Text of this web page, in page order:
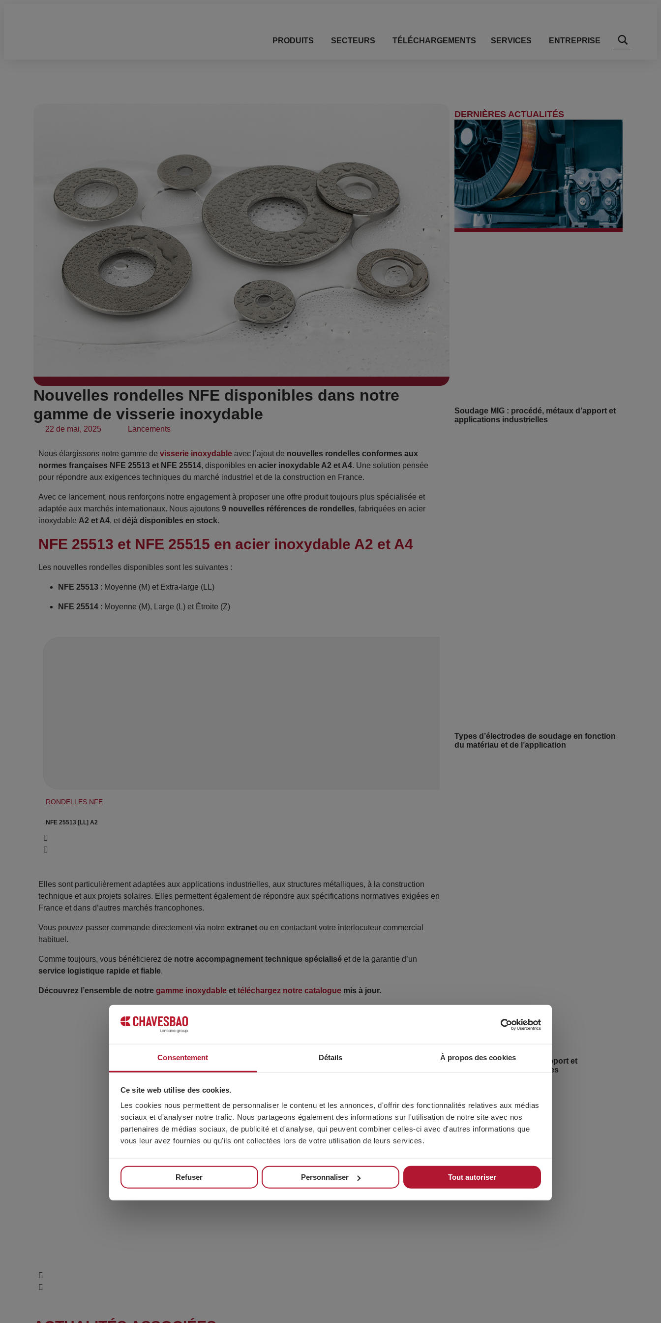
Consentement Détails À propos des cookies
Ce site web utilise des cookies.
Les cookies nous permettent de personnaliser le contenu et les annonces, d'offrir des fonctionnalités relatives aux médias
sociaux et d'analyser notre trafic. Nous partageons également des informations sur l'utilisation de notre site avec nos
partenaires de médias sociaux, de publicité et d'analyse, qui peuvent combiner celles-ci avec d'autres informations que
vous leur avez fournies ou qu'ils ont collectées lors de votre utilisation de leurs services.
Refuser Personnaliser Tout autoriser
PRODUITS SECTEURS TÉLÉCHARGEMENTS SERVICES ENTREPRISE
Nouvelles rondelles NFE disponibles dans notre
gamme de visserie inoxydable
22 de mai, 2025 Lancements
Nous élargissons notre gamme de visserie inoxydable avec l’ajout de nouvelles rondelles conformes aux
normes françaises NFE 25513 et NFE 25514, disponibles en acier inoxydable A2 et A4. Une solution pensée
pour répondre aux exigences techniques du marché industriel et de la construction en France.
Avec ce lancement, nous renforçons notre engagement à proposer une offre produit toujours plus spécialisée et
adaptée aux marchés internationaux. Nous ajoutons 9 nouvelles références de rondelles, fabriquées en acier
inoxydable A2 et A4, et déjà disponibles en stock.
NFE 25513 et NFE 25515 en acier inoxydable A2 et A4
Les nouvelles rondelles disponibles sont les suivantes :
NFE 25513 : Moyenne (M) et Extra-large (LL)
NFE 25514 : Moyenne (M), Large (L) et Étroite (Z)
RONDELLES NFE
NFE 25513 [LL] A2
Elles sont particulièrement adaptées aux applications industrielles, aux structures métalliques, à la construction
technique et aux projets solaires. Elles permettent également de répondre aux spécifications normatives exigées en
France et dans d’autres marchés francophones.
Vous pouvez passer commande directement via notre extranet ou en contactant votre interlocuteur commercial
habituel.
Comme toujours, vous bénéficierez de notre accompagnement technique spécialisé et de la garantie d’un
service logistique rapide et fiable.
Découvrez l’ensemble de notre gamme inoxydable et téléchargez notre catalogue mis à jour.
DERNIÈRES ACTUALITÉS
Soudage MIG : procédé, métaux d’apport et
applications industrielles
Types d’électrodes de soudage en fonction
du matériau et de l’application
Soudage TIG: métaux d’apport et
accessoires indispensables
CATÉGORIES
Événements